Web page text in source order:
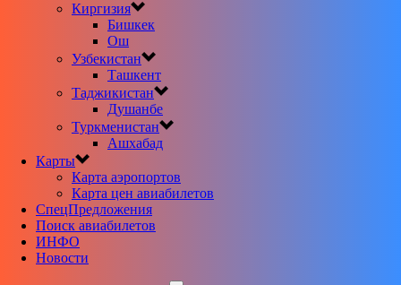
Киргизия
Бишкек
Ош
Узбекистан
Ташкент
Таджикистан
Душанбе
Туркменистан
Ашхабад
Карты
Карта аэропортов
Карта цен авиабилетов
CпецПредложения
Поиск авиабилетов
ИНФО
Новости